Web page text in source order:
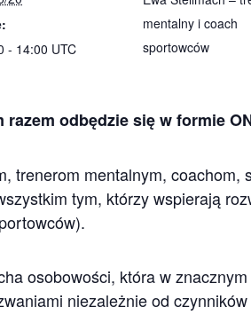
- 14:00 UTC
mentalny i coach
sportowców
odbędzie się w formie
trenerom mentalnym,
tym, którzy wspierają
osobowości, która w
niezależnie od